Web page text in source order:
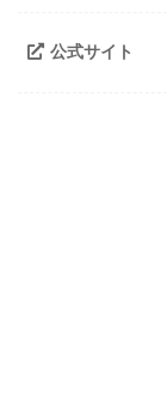
公式サイト